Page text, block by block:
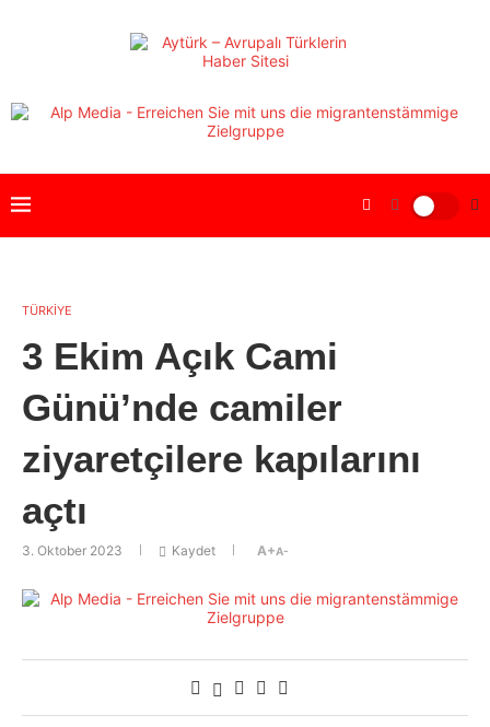
TÜRKİYE
3 Ekim Açık Cami
Günü’nde camiler
ziyaretçilere kapılarını
açtı
3. Oktober 2023 Kaydet A+A-